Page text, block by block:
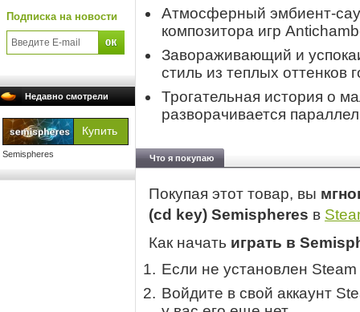
Подписка на новости
Недавно смотрели
Semispheres
Атмосферный эмбиент-
композитора игр
Завораживающий и
стиль из теплых оттенков
Трогательная история о
разворачивается
Что я покупаю
Покупая этот товар, вы
(cd key) Semispheres в
Как начать играть в
Если не установлен
Войдите в свой аккаунт